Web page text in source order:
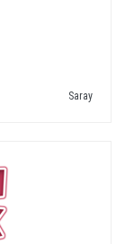
Saray